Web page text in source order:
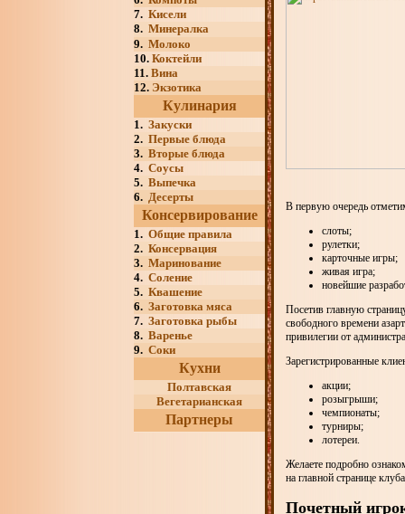
7. Кисели
8. Минералка
9. Молоко
10. Коктейли
11. Вина
12. Экзотика
Кулинария
1. Закуски
2. Первые блюда
3. Вторые блюда
4. Соусы
5. Выпечка
6. Десерты
Консервирование
1. Общие правила
2. Консервация
3. Маринование
4. Соление
5. Квашение
6. Заготовка мяса
7. Заготовка рыбы
8. Варенье
9. Соки
Кухни
Полтавская
Вегетарианская
Партнеры
В первую очередь
слоты;
рулетки;
карточные игры;
живая игра;
новейшие
Посетив главную
свободного времени
привилегии от
Зарегистрированные
акции;
розыгрыши;
чемпионаты;
турниры;
лотереи.
Желаете подробно
на главной странице
Почетный